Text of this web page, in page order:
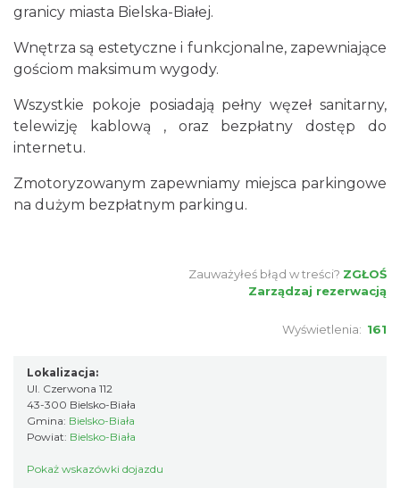
granicy miasta Bielska-Białej.
Wnętrza są estetyczne i funkcjonalne, zapewniające
gościom maksimum wygody.
Wszystkie pokoje posiadają pełny węzeł sanitarny,
telewizję kablową , oraz bezpłatny dostęp do
internetu.
Zmotoryzowanym zapewniamy miejsca parkingowe
na dużym bezpłatnym parkingu.
Zauważyłeś błąd w treści? ZGŁOŚ
Zarządzaj rezerwacją
Wyświetlenia: 161
Lokalizacja:
Ul. Czerwona 112
43-300 Bielsko-Biała
Gmina: Bielsko-Biała
Powiat: Bielsko-Biała
Pokaż wskazówki dojazdu